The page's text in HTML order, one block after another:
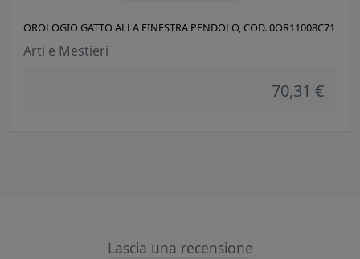
OROLOGIO GATTO ALLA FINESTRA PENDOLO, COD. 0OR11008C71
Arti e Mestieri
70,31 €
Lascia una recensione